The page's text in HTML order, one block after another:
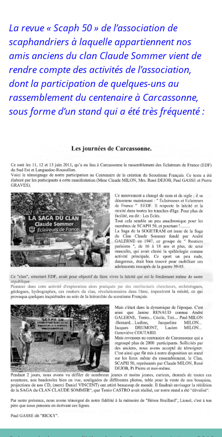
La revue « Scaph 50 » de l’association de
scaphandriers à laquelle appartiennent nos
amis anciens du clan Claude Sommer vient de
rendre compte des activités de l’association,
dont la participation de quelques-uns au
rassemblement du centenaire à Carcassonne,
sous forme d’un stand qui a été très fréquenté :